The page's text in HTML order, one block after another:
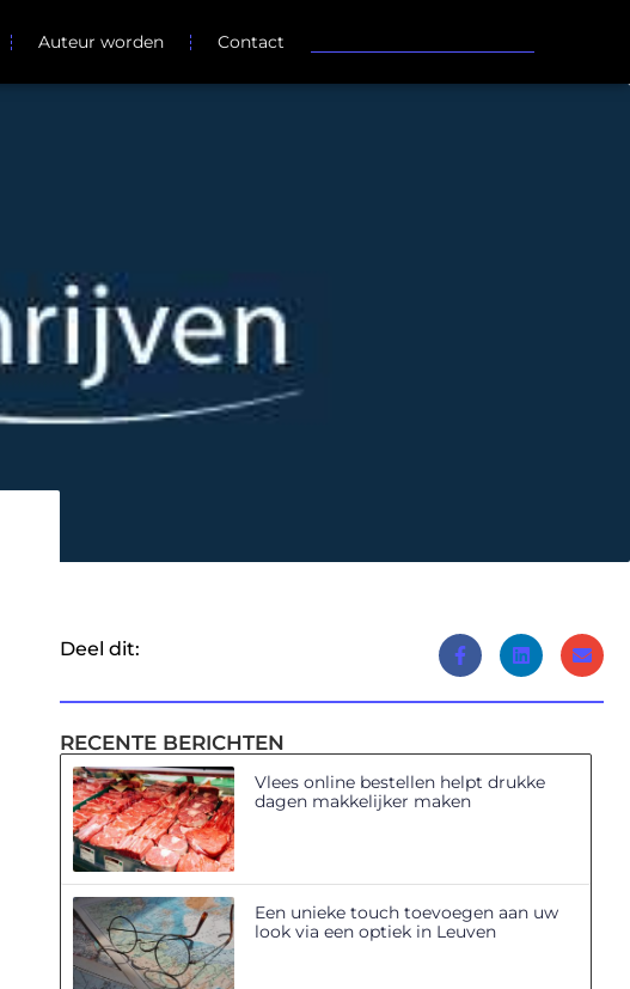
Auteur worden Contact
Deel dit:
RECENTE BERICHTEN
Vlees online bestellen helpt drukke
dagen makkelijker maken
Een unieke touch toevoegen aan uw
look via een optiek in Leuven